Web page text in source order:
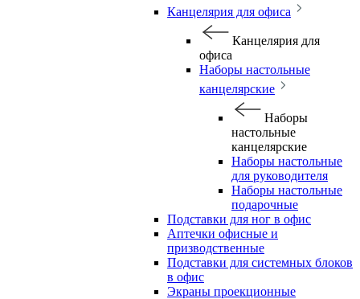
Канцелярия для офиса
Канцелярия для
офиса
Наборы настольные
канцелярские
Наборы
настольные
канцелярские
Наборы настольные
для руководителя
Наборы настольные
подарочные
Подставки для ног в офис
Аптечки офисные и
призводственные
Подставки для системных блоков
в офис
Экраны проекционные